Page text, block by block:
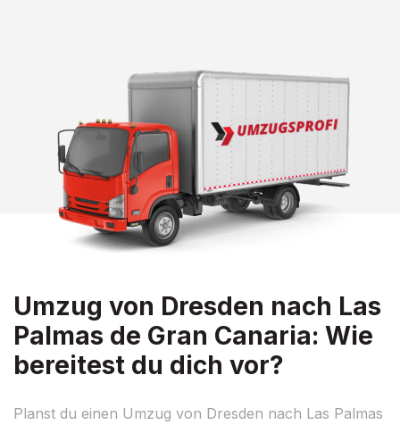
Umzug von Dresden nach Las
Palmas de Gran Canaria: Wie
bereitest du dich vor?
Planst du einen Umzug von Dresden nach Las Palmas